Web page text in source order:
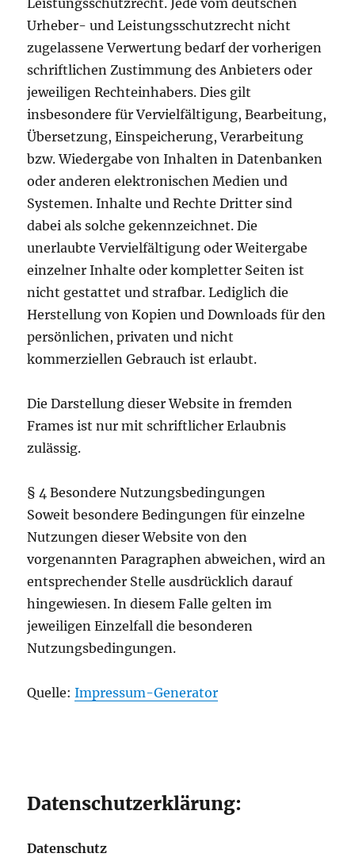
Leistungsschutzrecht. Jede vom deutschen
Urheber- und Leistungsschutzrecht nicht
zugelassene Verwertung bedarf der vorherigen
schriftlichen Zustimmung des Anbieters oder
jeweiligen Rechteinhabers. Dies gilt
insbesondere für Vervielfältigung, Bearbeitung,
Übersetzung, Einspeicherung, Verarbeitung
bzw. Wiedergabe von Inhalten in Datenbanken
oder anderen elektronischen Medien und
Systemen. Inhalte und Rechte Dritter sind
dabei als solche gekennzeichnet. Die
unerlaubte Vervielfältigung oder Weitergabe
einzelner Inhalte oder kompletter Seiten ist
nicht gestattet und strafbar. Lediglich die
Herstellung von Kopien und Downloads für den
persönlichen, privaten und nicht
kommerziellen Gebrauch ist erlaubt.
Die Darstellung dieser Website in fremden
Frames ist nur mit schriftlicher Erlaubnis
zulässig.
§ 4 Besondere Nutzungsbedingungen
Soweit besondere Bedingungen für einzelne
Nutzungen dieser Website von den
vorgenannten Paragraphen abweichen, wird an
entsprechender Stelle ausdrücklich darauf
hingewiesen. In diesem Falle gelten im
jeweiligen Einzelfall die besonderen
Nutzungsbedingungen.
Quelle:Impressum-Generator
Datenschutzerklärung:
Datenschutz